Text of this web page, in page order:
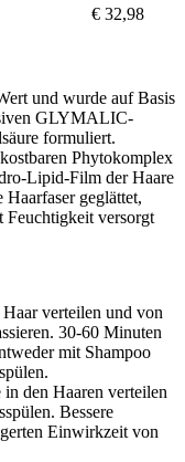
€ 32,98
und wurde auf Basis
GLYMALIC-
formuliert.
Phytokomplex
Lipid-Film der Haare
geglättet,
Feuchtigkeit versorgt
verteilen und von
30-60 Minuten
mit Shampoo
den Haaren verteilen
Bessere
Einwirkzeit von